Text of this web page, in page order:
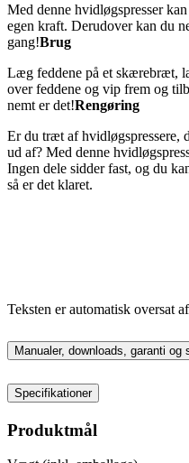
Med denne hvidløgspresser
egen kraft. Derudover kan du
gang!Brug
Læg feddene på et skærebræt,
over feddene og vip frem og
nemt er det!Rengøring
Er du træt af hvidløgspressere,
ud af? Med denne
Ingen dele sidder fast, og du
så er det klaret.
Teksten er automatisk oversat
Manualer, downloads, garanti og
Specifikationer
Produktmål